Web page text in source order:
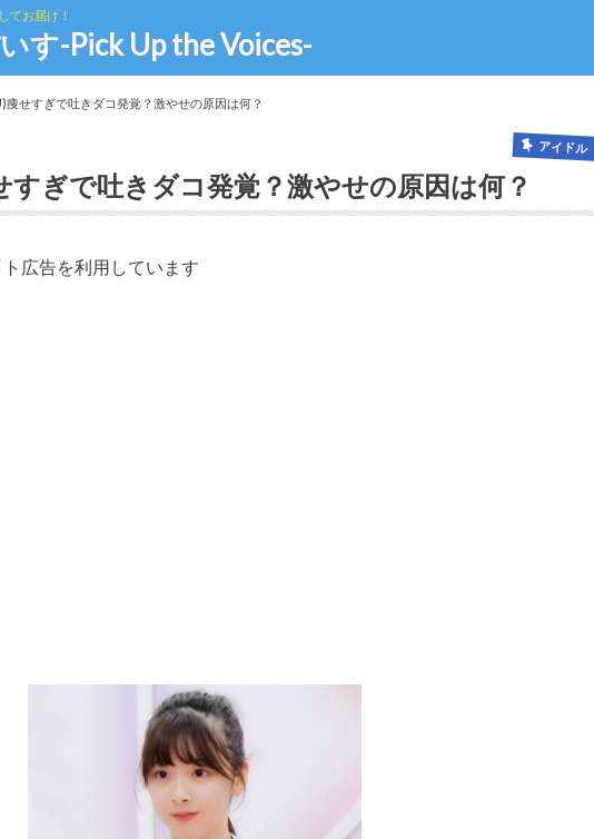
てお届け！
す-Pick Up the Voices-
痩せすぎで吐きダコ発覚？激やせの原因は何？
アイドル
すぎで吐きダコ発覚？激やせの原因は何？
広告を利用しています